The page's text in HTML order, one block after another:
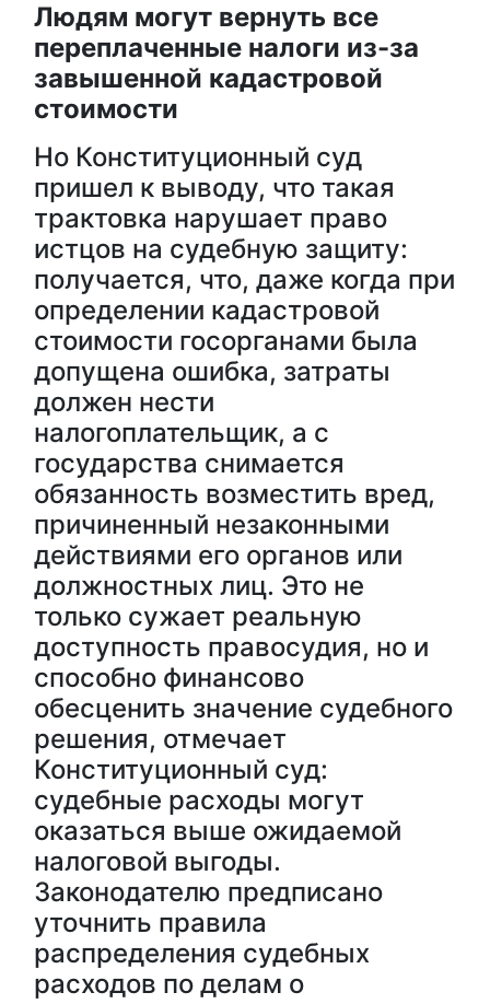
Людям могут вернуть все
переплаченные налоги из-за
завышенной кадастровой
стоимости
Но Конституционный суд
пришел к выводу, что такая
трактовка нарушает право
истцов на судебную защиту:
получается, что, даже когда при
определении кадастровой
стоимости госорганами была
допущена ошибка, затраты
должен нести
налогоплательщик, а с
государства снимается
обязанность возместить вред,
причиненный незаконными
действиями его органов или
должностных лиц. Это не
только сужает реальную
доступность правосудия, но и
способно финансово
обесценить значение судебного
решения, отмечает
Конституционный суд:
судебные расходы могут
оказаться выше ожидаемой
налоговой выгоды.
Законодателю предписано
уточнить правила
распределения судебных
расходов по делам о